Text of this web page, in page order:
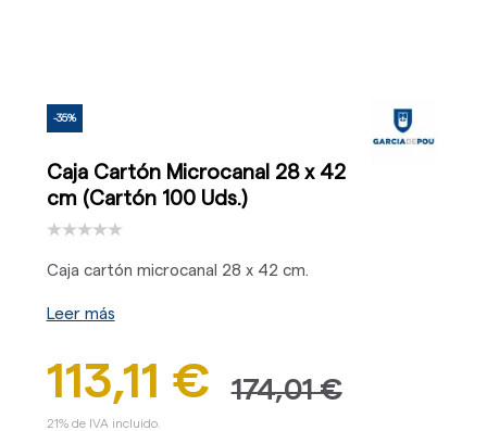
-35%
Caja Cartón Microcanal 28 x 42
cm (Cartón 100 Uds.)
Caja cartón microcanal 28 x 42 cm.
Leer más
113,11 € 174,01 €
21% de IVA incluido.